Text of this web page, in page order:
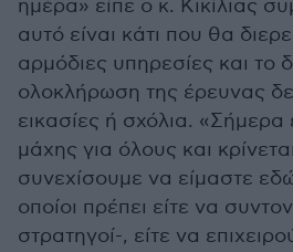
ημέρα» είπε ο κ. Κικίλιας
αυτό είναι κάτι που θα
αρμόδιες υπηρεσίες και το
ολοκλήρωση της έρευνας
εικασίες ή σχόλια. «Σήμερα
μάχης για όλους και
συνεχίσουμε να είμαστε εδώ
οποίοι πρέπει είτε να
στρατηγοί-, είτε να